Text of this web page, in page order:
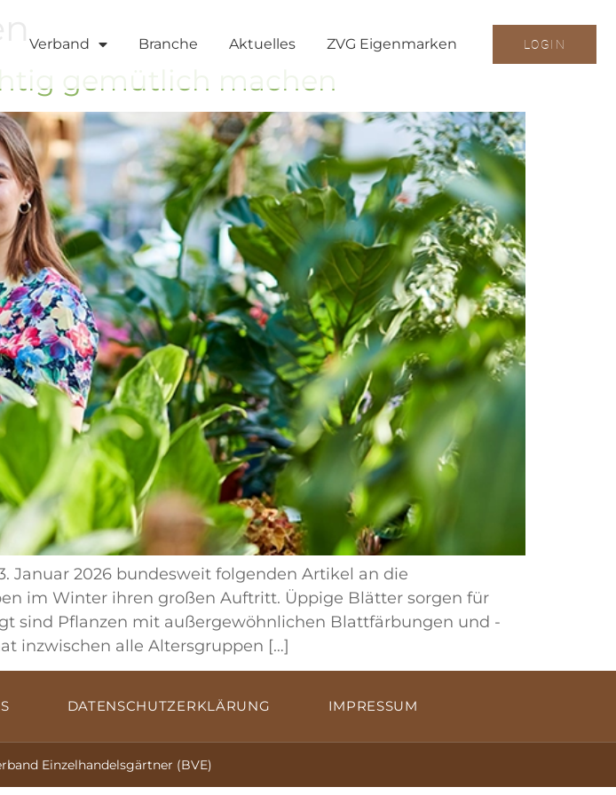
Verband Branche Aktuelles ZVG Eigenmarken LOGIN
gemütlich machen
Januar 2026 bundesweit folgenden Artikel an die
im Winter ihren großen Auftritt. Üppige Blätter sorgen für
sind Pflanzen mit außergewöhnlichen Blattfärbungen und -
inzwischen alle Altersgruppen […]
DATENSCHUTZERKLÄRUNG IMPRESSUM
Einzelhandelsgärtner (BVE)